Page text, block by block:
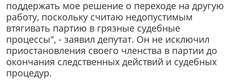
поддержать мое решение о переходе на другую
работу, поскольку считаю недопустимым
втягивать партию в грязные судебные
процессы", - заявил депутат. Он не исключил
приостановления своего членства в партии до
окончания следственных действий и судебных
процедур.